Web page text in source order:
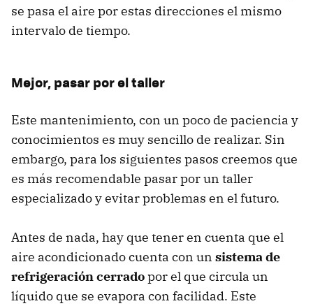
se pasa el aire por estas direcciones el mismo
intervalo de tiempo.
Mejor, pasar por el taller
Este mantenimiento, con un poco de paciencia y
conocimientos es muy sencillo de realizar. Sin
embargo, para los siguientes pasos creemos que
es más recomendable pasar por un taller
especializado y evitar problemas en el futuro.
Antes de nada, hay que tener en cuenta que el
aire acondicionado cuenta con un sistema de
refrigeración cerradopor el que circula un
líquido que se evapora con facilidad. Este